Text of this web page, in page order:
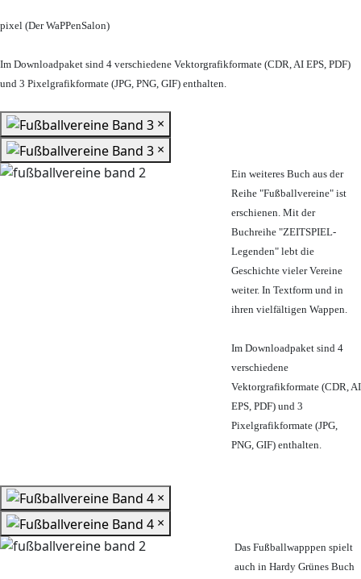
pixel (Der WaPPenSalon)
Im Downloadpaket sind 4 verschiedene Vektorgrafikformate (CDR, AI EPS, PDF)
und 3 Pixelgrafikformate (JPG, PNG, GIF) enthalten.
×
×
Ein weiteres Buch aus der
Reihe "Fußballvereine" ist
erschienen. Mit der
Buchreihe "ZEITSPIEL-
Legenden" lebt die
Geschichte vieler Vereine
weiter. In Textform und in
ihren vielfältigen Wappen.
Im Downloadpaket sind 4
verschiedene
Vektorgrafikformate (CDR, AI
EPS, PDF) und 3
Pixelgrafikformate (JPG,
PNG, GIF) enthalten.
×
×
Das Fußballwapppen spielt
auch in Hardy Grünes Buch